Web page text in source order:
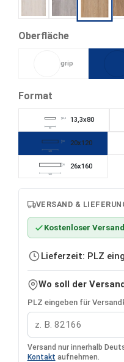
Oberflächeauswählen
grip
Format
13,3 13,3x80
120
20 20x120
160
26 26x160
VERSAND &
Kostenloser
Lieferzeit: PLZ
Wo soll der
PLZ eingeben für
Versand nur innerhalb
Kontakt aufnehmen.